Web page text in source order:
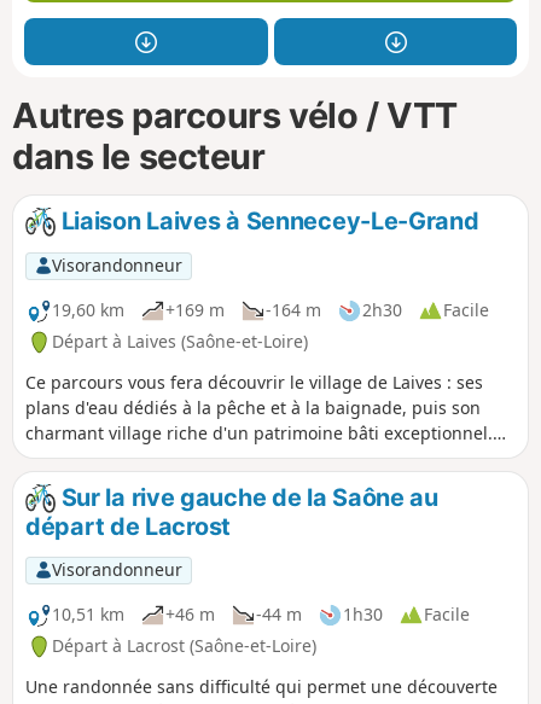
Autres parcours vélo / VTT
dans le secteur
Liaison Laives à Sennecey-Le-Grand
Visorandonneur
19,60 km
+169 m -164 m 2h30
Facile
Départ à Laives (Saône-et-Loire)
Ce parcours vous fera découvrir le village de Laives : ses
plans d'eau dédiés à la pêche et à la baignade, puis son
charmant village riche d'un patrimoine bâti exceptionnel.
Arrivé au Mont Saint-Martin, profiter d'une vue splendide
des vallée de la Saône et de la Grosne, sur lequel domine
son église romane millénaire. Descente en direction du Parc
de Ruffey avec son arboretum et son verger conservatoire à
découvrir.
Sur la rive gauche de la Saône au
départ de Lacrost
Visorandonneur
10,51 km
+46 m -44 m 1h30
Facile
Départ à Lacrost (Saône-et-Loire)
Une randonnée sans difficulté qui permet une découverte